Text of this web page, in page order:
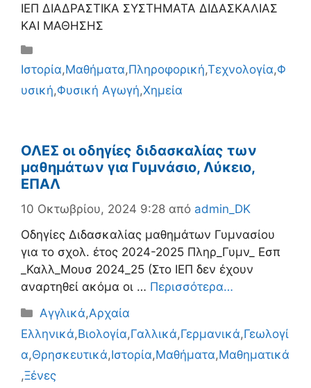
ΙΕΠ ΔΙΑΔΡΑΣΤΙΚΑ ΣΥΣΤΗΜΑΤΑ ΔΙΔΑΣΚΑΛΙΑΣ
ΚΑΙ ΜΑΘΗΣΗΣ
Ιστορία,Μαθήματα,Πληροφορική,Τεχνολογία,Φ
υσική,Φυσική Αγωγή,Χημεία
ΟΛΕΣ οι οδηγίες διδασκαλίας των
μαθημάτων για Γυμνάσιο, Λύκειο,
ΕΠΑΛ
10 Οκτωβρίου, 2024 9:28 από admin_DK
Οδηγίες Διδασκαλίας μαθημάτων Γυμνασίου
για το σχολ. έτος 2024-2025 Πληρ_Γυμν_ Εσπ
_Καλλ_Μουσ 2024_25 (Στο ΙΕΠ δεν έχουν
αναρτηθεί ακόμα οι … Περισσότερα…
Κατηγορίες
Αγγλικά,Αρχαία
Ελληνικά,Βιολογία,Γαλλικά,Γερμανικά,Γεωλογί
α,Θρησκευτικά,Ιστορία,Μαθήματα,Μαθηματικά
,Ξένες